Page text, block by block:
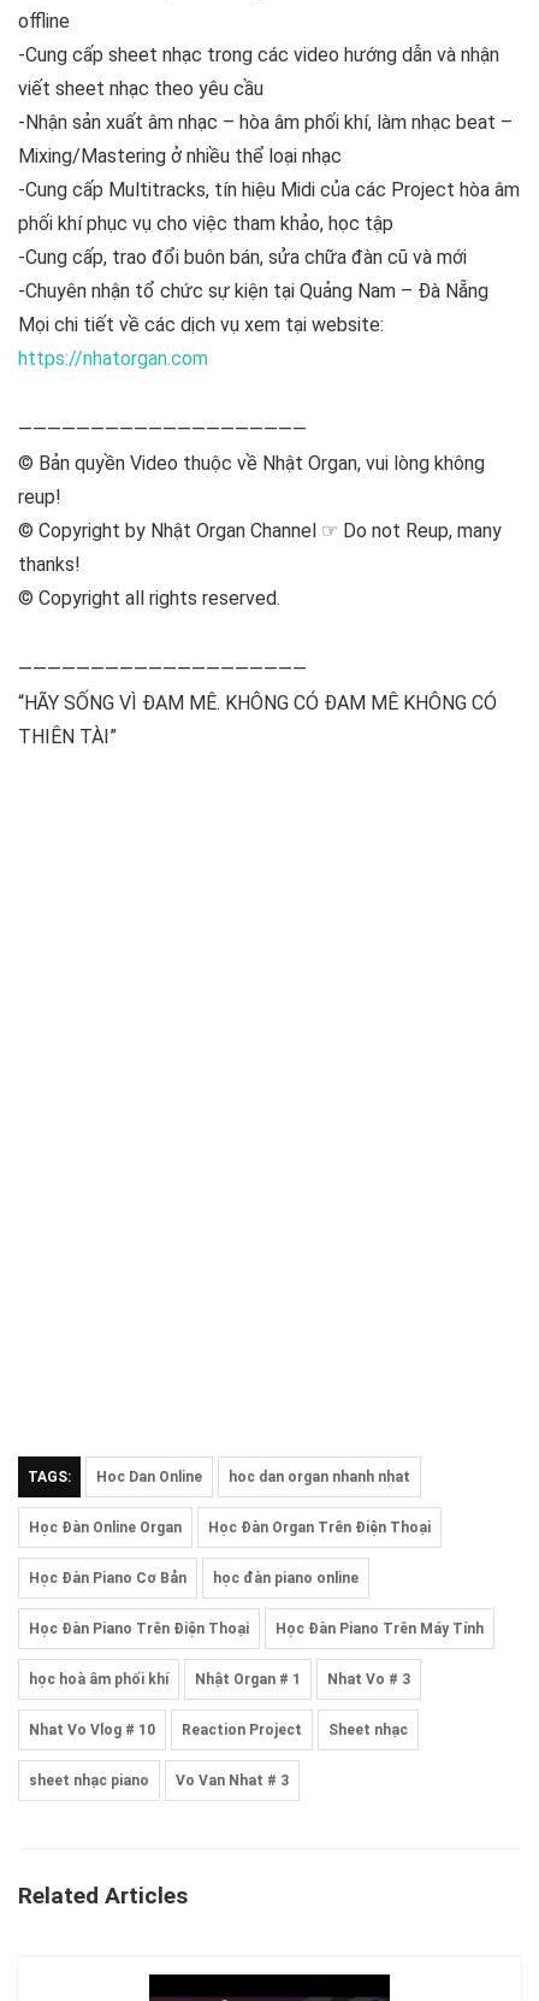
offline
-Cung cấp sheet nhạc trong các video hướng dẫn và nhận
viết sheet nhạc theo yêu cầu
-Nhận sản xuất âm nhạc – hòa âm phối khí, làm nhạc beat –
Mixing/Mastering ở nhiều thể loại nhạc
-Cung cấp Multitracks, tín hiệu Midi của các Project hòa âm
phối khí phục vụ cho việc tham khảo, học tập
-Cung cấp, trao đổi buôn bán, sửa chữa đàn cũ và mới
-Chuyên nhận tổ chức sự kiện tại Quảng Nam – Đà Nẵng
Mọi chi tiết về các dịch vụ xem tại website:
https://nhatorgan.com
————————————————————
© Bản quyền Video thuộc về Nhật Organ, vui lòng không
reup!
© Copyright by Nhật Organ Channel ☞ Do not Reup, many
thanks!
© Copyright all rights reserved.
————————————————————
“HÃY SỐNG VÌ ĐAM MÊ. KHÔNG CÓ ĐAM MÊ KHÔNG CÓ
THIÊN TÀI”
TAGS: Hoc Dan Online hoc dan organ nhanh nhat
Học Đàn Online Organ Học Đàn Organ Trên Điện Thoại
Học Đàn Piano Cơ Bản học đàn piano online
Học Đàn Piano Trên Điện Thoại Học Đàn Piano Trên Máy Tính
học hoà âm phối khí Nhật Organ # 1 Nhat Vo # 3
Nhat Vo Vlog # 10 Reaction Project Sheet nhạc
sheet nhạc piano Vo Van Nhat # 3
Related Articles